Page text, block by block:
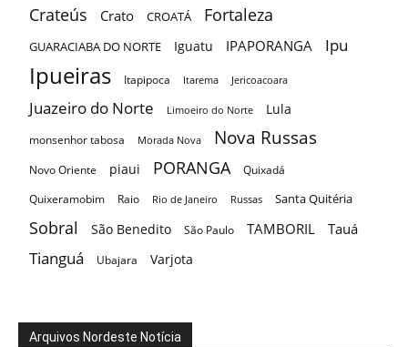
Crateús Crato CROATÁ Fortaleza
GUARACIABA DO NORTE Iguatu IPAPORANGA Ipu
Ipueiras Itapipoca Itarema Jericoacoara
Juazeiro do Norte Limoeiro do Norte Lula
monsenhor tabosa Morada Nova Nova Russas
Novo Oriente piaui PORANGA
Quixadá
Quixeramobim
Raio Rio de Janeiro Russas Santa Quitéria
Sobral São Benedito São Paulo TAMBORIL Tauá
Tianguá Ubajara Varjota
Arquivos Nordeste Notícia